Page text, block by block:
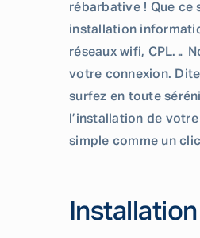
rébarbative ! Que
installation
réseaux wifi, CPL…
votre connexion.
surfez en toute
l’installation de
simple comme un